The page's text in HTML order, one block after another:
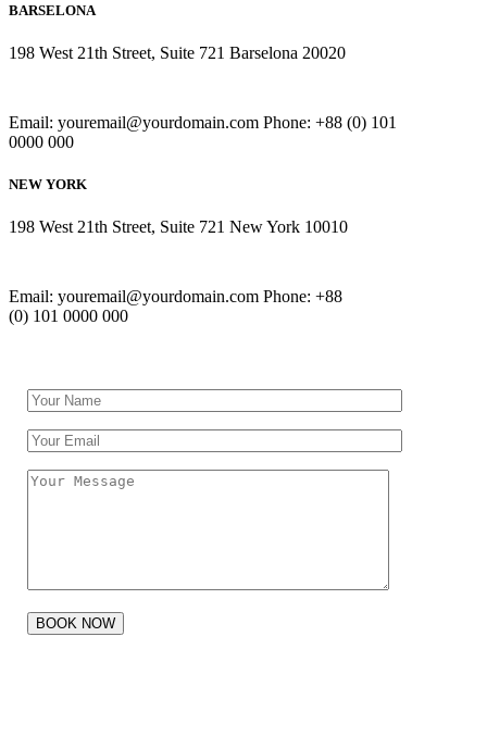
BARSELONA
198 West 21th Street, Suite 721 Barselona 20020
Email: youremail@yourdomain.com Phone: +88 (0) 101
0000 000
NEW YORK
198 West 21th Street, Suite 721 New York 10010
Email: youremail@yourdomain.com Phone: +88
(0) 101 0000 000